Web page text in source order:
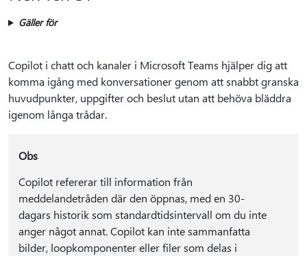
Gäller för
Copilot i chatt och kanaler i Microsoft Teams hjälper dig att
komma igång med konversationer genom att snabbt granska
huvudpunkter, uppgifter och beslut utan att behöva bläddra
igenom långa trådar.
Obs
Copilot refererar till information från
meddelandetråden där den öppnas, med en 30-
dagars historik som standardtidsintervall om du inte
anger något annat. Copilot kan inte sammanfatta
bilder, loopkomponenter eller filer som delas i